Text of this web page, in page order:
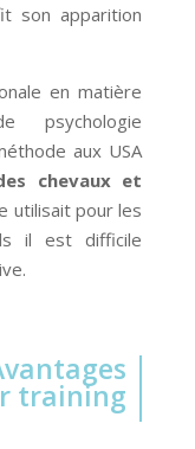
son apparition
en matière
aux USA
chevaux et
utilisait pour les
il est difficile
training